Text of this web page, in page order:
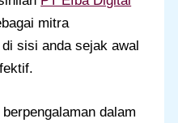
mitra
sisi anda sejak awal
dalam